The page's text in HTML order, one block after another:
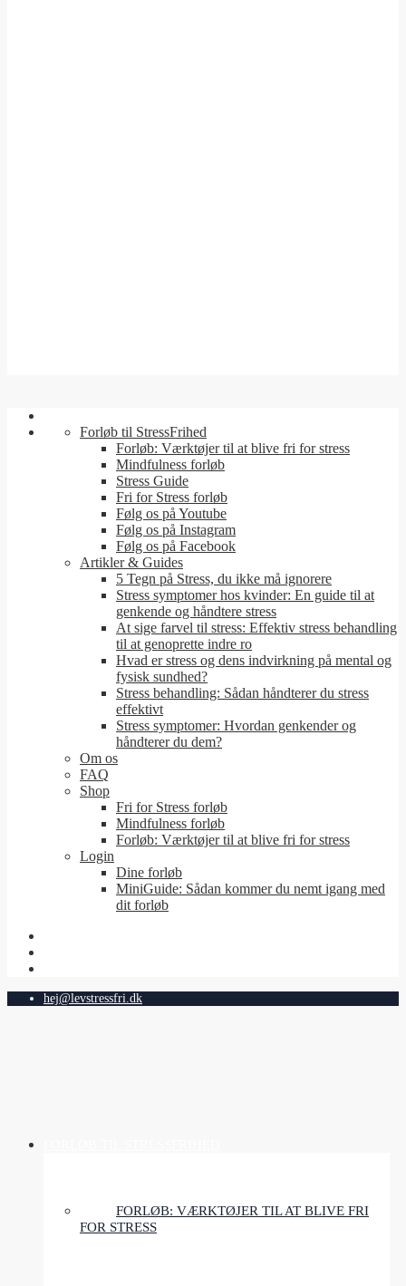
Forløb til StressFrihed
Forløb: Værktøjer til at blive fri for stress
Mindfulness forløb
Stress Guide
Fri for Stress forløb
Følg os på Youtube
Følg os på Instagram
Følg os på Facebook
Artikler & Guides
5 Tegn på Stress, du ikke må ignorere
Stress symptomer hos kvinder: En guide til at
genkende og håndtere stress
At sige farvel til stress: Effektiv stress behandling
til at genoprette indre ro
Hvad er stress og dens indvirkning på mental og
fysisk sundhed?
Stress behandling: Sådan håndterer du stress
effektivt
Stress symptomer: Hvordan genkender og
håndterer du dem?
Om os
FAQ
Shop
Fri for Stress forløb
Mindfulness forløb
Forløb: Værktøjer til at blive fri for stress
Login
Dine forløb
MiniGuide: Sådan kommer du nemt igang med
dit forløb
hej@levstressfri.dk
FORLØB: VÆRKTØJER TIL AT BLIVE FRI
FOR STRESS